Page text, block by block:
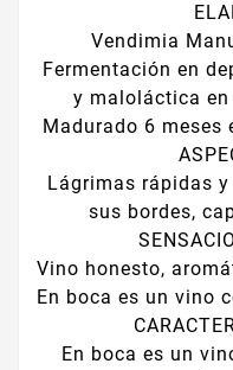
Vendimia
Fermentación en
y maloláctica
Madurado 6 meses
Lágrimas rápidas
sus bordes,
Vino honesto,
En boca es un vino
En boca es un